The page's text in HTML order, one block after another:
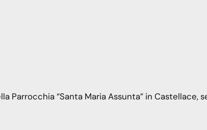
Parrocchia “Santa Maria Assunta” in Castellace,